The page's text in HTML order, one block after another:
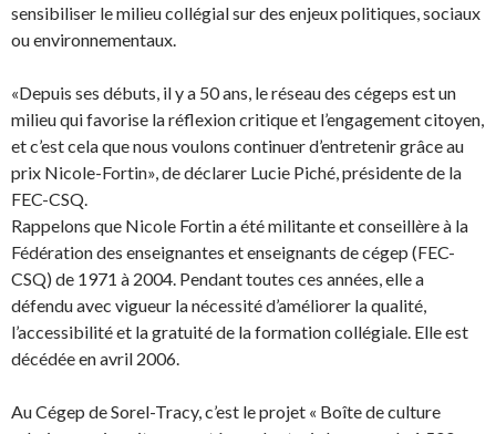
sensibiliser le milieu collégial sur des enjeux politiques, sociaux
ou environnementaux.
«Depuis ses débuts, il y a 50 ans, le réseau des cégeps est un
milieu qui favorise la réflexion critique et l’engagement citoyen,
et c’est cela que nous voulons continuer d’entretenir grâce au
prix Nicole-Fortin», de déclarer Lucie Piché, présidente de la
FEC-CSQ.
Rappelons que Nicole Fortin a été militante et conseillère à la
Fédération des enseignantes et enseignants de cégep (FEC-
CSQ) de 1971 à 2004. Pendant toutes ces années, elle a
défendu avec vigueur la nécessité d’améliorer la qualité,
l’accessibilité et la gratuité de la formation collégiale. Elle est
décédée en avril 2006.
Au Cégep de Sorel-Tracy, c’est le projet « Boîte de culture